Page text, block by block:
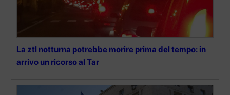
La ztl notturna potrebbe morire prima del tempo: in
arrivo un ricorso al Tar